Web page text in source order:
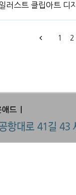
러스트 클립아트 디
1 2